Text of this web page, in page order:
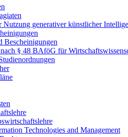
Nutzung generativer künstlicher
Bescheinigungen
§ 48 BAföG für
Technologies and Management